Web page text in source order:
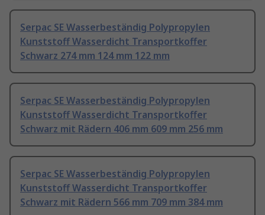
Serpac SE Wasserbeständig Polypropylen
Kunststoff Wasserdicht Transportkoffer
Schwarz 274 mm 124 mm 122 mm
Serpac SE Wasserbeständig Polypropylen
Kunststoff Wasserdicht Transportkoffer
Schwarz mit Rädern 406 mm 609 mm 256 mm
Serpac SE Wasserbeständig Polypropylen
Kunststoff Wasserdicht Transportkoffer
Schwarz mit Rädern 566 mm 709 mm 384 mm